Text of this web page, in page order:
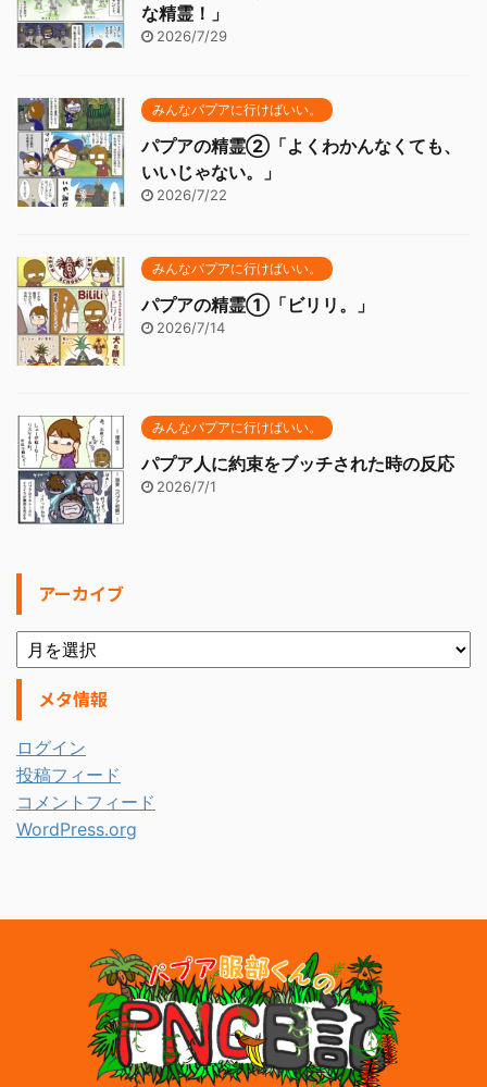
な精霊！」
2026/7/29
みんなパプアに行けばいい。
パプアの精霊②「よくわかんなくても、
いいじゃない。」
2026/7/22
みんなパプアに行けばいい。
パプアの精霊①「ビリリ。」
2026/7/14
みんなパプアに行けばいい。
パプア人に約束をブッチされた時の反応
2026/7/1
アーカイブ
メタ情報
ログイン
投稿フィード
コメントフィード
WordPress.org